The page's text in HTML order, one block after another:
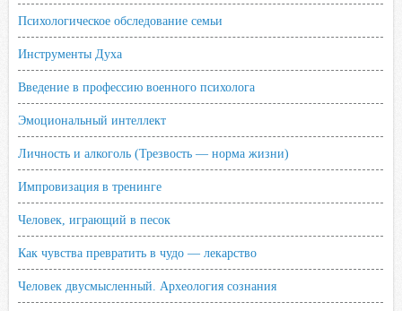
Психологическое обследование семьи
Инструменты Духа
Введение в профессию военного психолога
Эмоциональный интеллект
Личность и алкоголь (Трезвость — норма жизни)
Импровизация в тренинге
Человек, играющий в песок
Как чувства превратить в чудо — лекарство
Человек двусмысленный. Археология сознания